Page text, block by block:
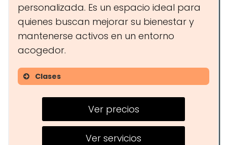
personalizada. Es un espacio ideal para
quienes buscan mejorar su bienestar y
mantenerse activos en un entorno
acogedor.
Clases
Yoga
Entrenamiento funcional
Ver precios
Ver servicios